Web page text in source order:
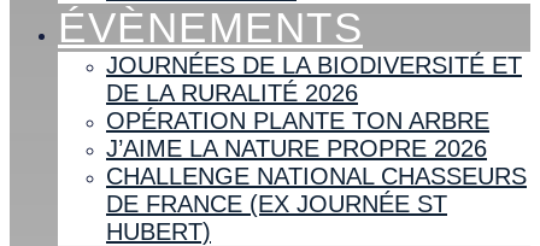
ÉVÈNEMENTS
JOURNÉES DE LA BIODIVERSITÉ ET
DE LA RURALITÉ 2026
OPÉRATION PLANTE TON ARBRE
J’AIME LA NATURE PROPRE 2026
CHALLENGE NATIONAL CHASSEURS
DE FRANCE (EX JOURNÉE ST
HUBERT)